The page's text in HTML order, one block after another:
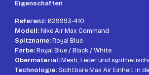
Eigenschaften
Referenz:629993-410
Modell:Nike Air Max Command
Spitzname:Royal Blue
Farbe:Royal Blue / Black / White
Obermaterial:Mesh, Leder und
Technologie:Sichtbare Max Air Einheit in